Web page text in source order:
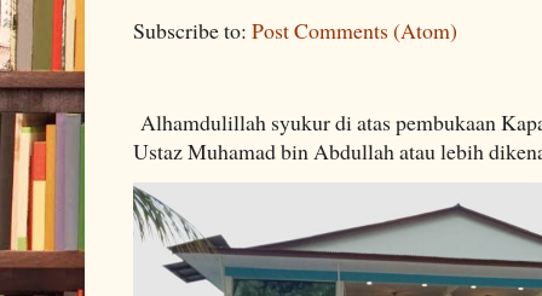
Subscribe to: Post Comments (Atom)
Alhamdulillah syukur di atas pembukaan
Ustaz Muhamad bin Abdullah atau lebih